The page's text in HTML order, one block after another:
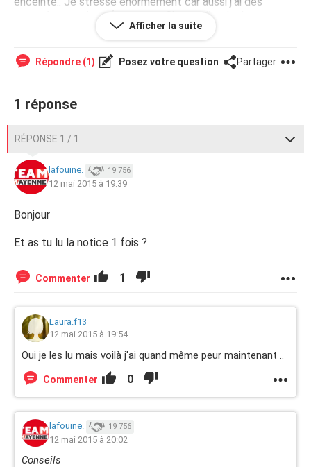
symptômes qui me font peur .. C'est a dire douleur au
niveau des ovaires gonflement du ventre mal au bas du
Merci de répondre j'aimerais avoir des avis !
Afficher la suite
Répondre (1) Posez votre question Partager
1 réponse
RÉPONSE 1 / 1
lafouine. 19 756
12 mai 2015 à 19:39
Bonjour
Et as tu lu la notice 1 fois ?
Commenter 1
Laura.f13
12 mai 2015 à 19:54
Oui je les lu mais voilà j'ai quand même peur maintenant ..
Commenter 0
lafouine. 19 756
12 mai 2015 à 20:02
Conseils